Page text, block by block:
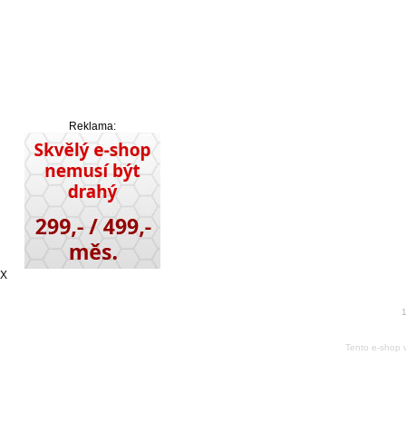
Reklama:
X
Tento e-shop